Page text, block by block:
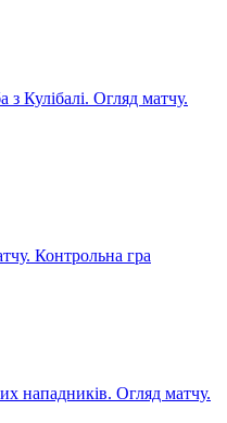
Огляд матчу.
Контрольна гра
Огляд матчу.